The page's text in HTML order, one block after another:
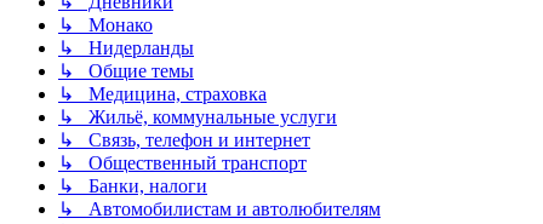
↳ Монако
↳ Нидерланды
↳ Общие темы
↳ Медицина, страховка
↳ Жильё, коммунальные услуги
↳ Связь, телефон и интернет
↳ Общественный транспорт
↳ Банки, налоги
↳ Автомобилистам и автолюбителям